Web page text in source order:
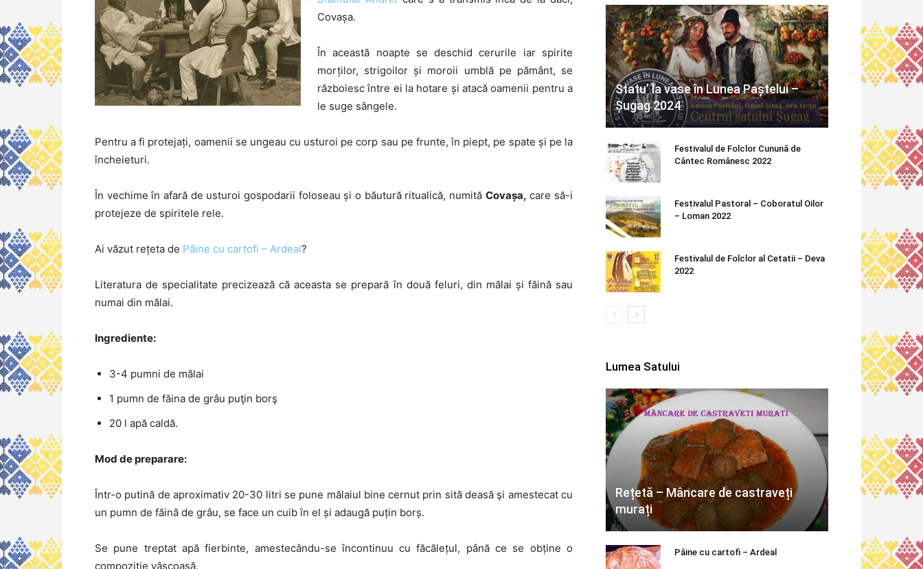
Covașa.
În această noapte se deschid cerurile iar spirite
morților, strigoilor și moroii umblă pe pământ, se
războiesc între ei la hotare și atacă oamenii pentru a
le suge sângele.
Pentru a fi protejați, oamenii se ungeau cu usturoi pe corp sau pe frunte, în piept, pe spate și pe la
încheieturi.
În vechime în afară de usturoi gospodarii foloseau și o băutură ritualică, numită Covașa, care să-i
protejeze de spiritele rele.
Ai văzut rețeta de Pâine cu cartofi – Ardeal?
Literatura de specialitate precizează că aceasta se prepară în două feluri, din mălai și făină sau
numai din mălai.
Ingrediente:
3-4 pumni de mălai
1 pumn de făina de grâu puţin borş
20 l apă caldă.
Mod de preparare:
Într-o putină de aproximativ 20-30 litri se pune mălaiul bine cernut prin sită deasă şi amestecat cu
un pumn de făină de grâu, se face un cuib în el și adaugă puțin borș.
Se pune treptat apă fierbinte, amestecându-se încontinuu cu făcălețul, până ce se obține o
compoziție vâscoasă.
Statu’ la vase în Lunea Paștelui –
Șugag 2024
Festivalul de Folclor Cunună de
Cântec Românesc 2022
Festivalul Pastoral – Coboratul Oilor
– Loman 2022
Festivalul de Folclor al Cetatii – Deva
2022
Lumea Satului
Rețetă – Mâncare de castraveți
murați
Pâine cu cartofi – Ardeal